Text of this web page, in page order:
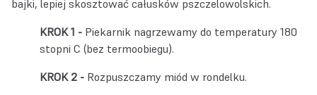
bajki, lepiej skosztować całusków pszczelowolskich.
Piekarnik nagrzewamy do temperatury 180
stopni C (bez termoobiegu).
Rozpuszczamy miód w rondelku.